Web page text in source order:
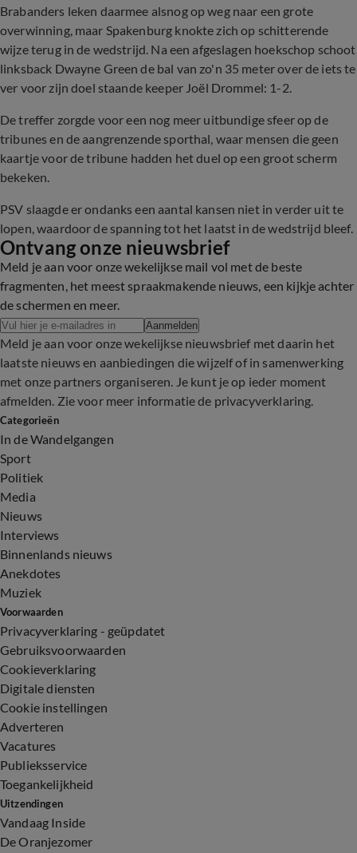
Brabanders leken daarmee alsnog op weg naar een grote
overwinning, maar Spakenburg knokte zich op schitterende
wijze terug in de wedstrijd. Na een afgeslagen hoekschop schoot
linksback Dwayne Green de bal van zo'n 35 meter over de iets te
ver voor zijn doel staande keeper Joël Drommel: 1-2.
De treffer zorgde voor een nog meer uitbundige sfeer op de
tribunes en de aangrenzende sporthal, waar mensen die geen
kaartje voor de tribune hadden het duel op een groot scherm
bekeken.
PSV slaagde er ondanks een aantal kansen niet in verder uit te
lopen, waardoor de spanning tot het laatst in de wedstrijd bleef.
Ontvang onze nieuwsbrief
Meld je aan voor onze wekelijkse mail vol met de beste
fragmenten, het meest spraakmakende nieuws, een kijkje achter
de schermen en meer.
Aanmelden
Meld je aan voor onze wekelijkse nieuwsbrief met daarin het
laatste nieuws en aanbiedingen die wijzelf of in samenwerking
met onze partners organiseren. Je kunt je op ieder moment
afmelden. Zie voor meer informatie de privacyverklaring.
Categorieën
In de Wandelgangen
Sport
Politiek
Media
Nieuws
Interviews
Binnenlands nieuws
Anekdotes
Muziek
Voorwaarden
Privacyverklaring - geüpdatet
Gebruiksvoorwaarden
Cookieverklaring
Digitale diensten
Cookie instellingen
Adverteren
Vacatures
Publieksservice
Toegankelijkheid
Uitzendingen
Vandaag Inside
De Oranjezomer